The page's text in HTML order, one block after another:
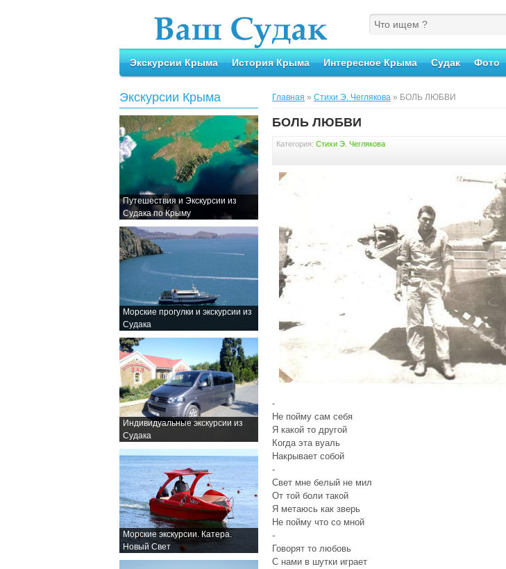
Экскурсии Крыма История Крыма Интересное Крыма Судак Фото
Экскурсии Крыма
Путешествия и Экскурсии из
Судака по Крыму
Морские прогулки и экскурсии из
Судака
Индивидуальные экскурсии из
Судака
Морские экскурсии. Катера.
Новый Свет
Главная » Стихи Э. Чеглякова » БОЛЬ ЛЮБВИ
БОЛЬ ЛЮБВИ
Категория: Стихи Э. Чеглякова
-
Не пойму сам себя
Я какой то другой
Когда эта вуаль
Накрывает собой
-
Свет мне белый не мил
От той боли такой
Я метаюсь как зверь
Не пойму что со мной
-
Говорят то любовь
С нами в шутки играет